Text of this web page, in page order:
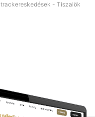
- Tiszalök